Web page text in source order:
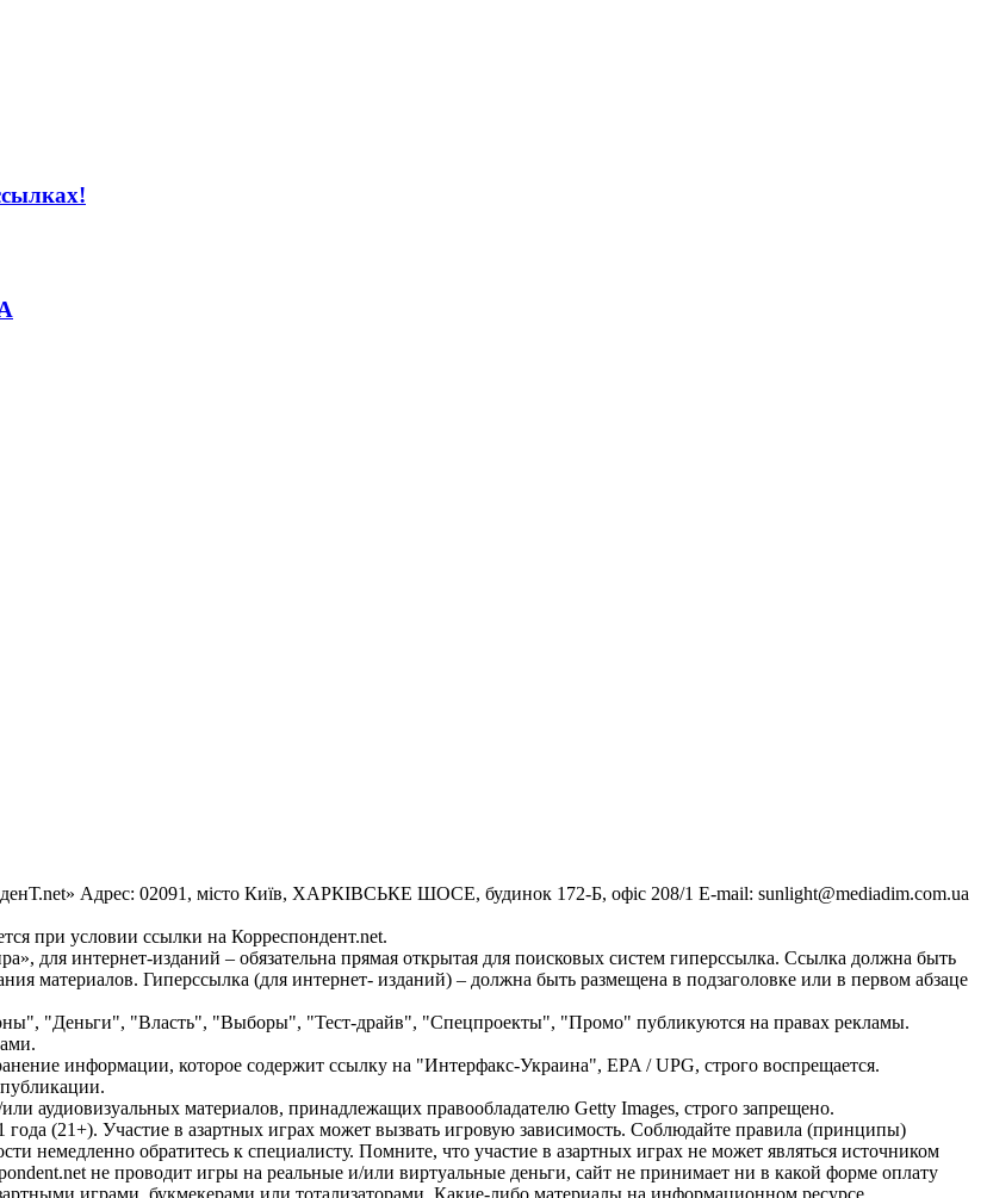
Адрес: 02091, місто Київ, ХАРКІВСЬКЕ ШОСЕ, будинок 172-Б, офіс 208/1 E-mail: sunlight@mediadim.com.ua
при условии ссылки на Корреспондент.net.
для интернет-изданий – обязательна прямая открытая для поисковых систем гиперссылка. Ссылка должна быть
материалов. Гиперссылка (для интернет- изданий) – должна быть размещена в подзаголовке или в первом абзаце
"Деньги", "Власть", "Выборы", "Тест-драйв", "Спецпроекты", "Промо" публикуются на правах рекламы.
информации, которое содержит ссылку на "Интерфакс-Украина", EPA / UPG, строго воспрещается.
аудиовизуальных материалов, принадлежащих правообладателю Getty Images, строго запрещено.
(21+). Участие в азартных играх может вызвать игровую зависимость. Соблюдайте правила (принципы)
немедленно обратитесь к специалисту. Помните, что участие в азартных играх не может являться источником
не проводит игры на реальные и/или виртуальные деньги, сайт не принимает ни в какой форме оплату
играми, букмекерами или тотализаторами. Какие-либо материалы на информационном ресурсе